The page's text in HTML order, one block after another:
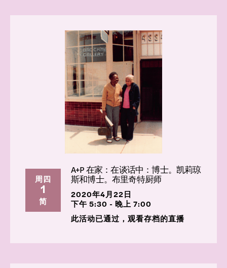
周四
1
简
A+P 在家：在谈话中：博士。凯莉琼
斯和博士。布里奇特厨师
2020年4月22日
下午 5:30 - 晚上 7:00
此活动已通过，观看存档的直播